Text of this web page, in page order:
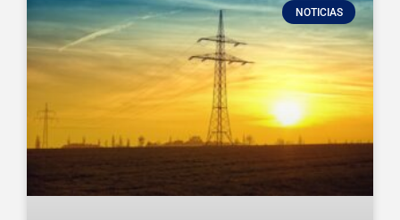
NOTICIAS